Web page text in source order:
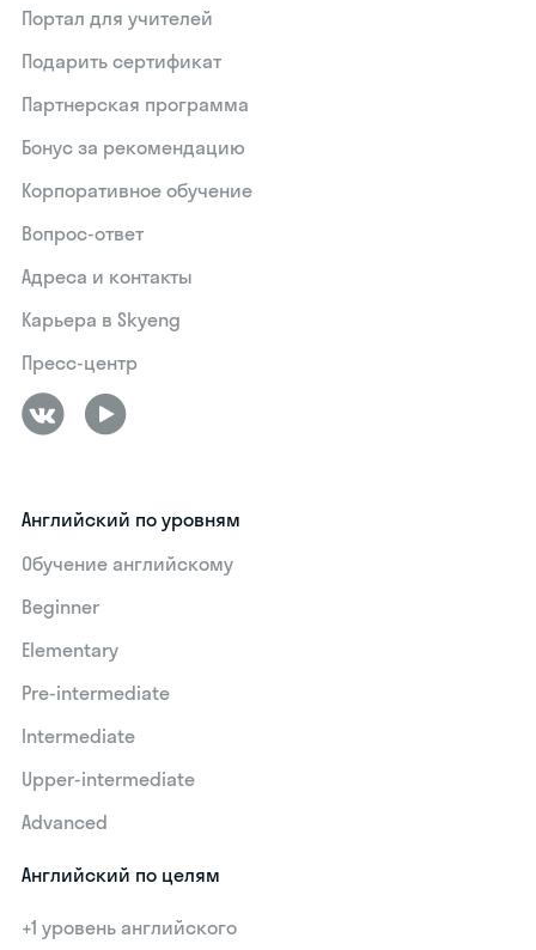
Портал для учителей
Подарить сертификат
Партнерская программа
Бонус за рекомендацию
Корпоративное обучение
Вопрос-ответ
Адреса и контакты
Карьера в Skyeng
Пресс-центр
Английский по уровням
Обучение английскому
Beginner
Elementary
Pre-intermediate
Intermediate
Upper-intermediate
Advanced
Английский по целям
+1 уровень английского